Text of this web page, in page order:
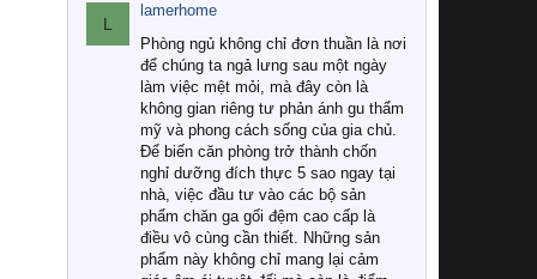
L
lamerhome
Phòng ngủ không chỉ đơn thuần là nơi
để chúng ta ngả lưng sau một ngày
làm việc mệt mỏi, mà đây còn là
không gian riêng tư phản ánh gu thẩm
mỹ và phong cách sống của gia chủ.
Để biến căn phòng trở thành chốn
nghỉ dưỡng đích thực 5 sao ngay tại
nhà, việc đầu tư vào các bộ sản
phẩm chăn ga gối đệm cao cấp là
điều vô cùng cần thiết. Những sản
phẩm này không chỉ mang lại cảm